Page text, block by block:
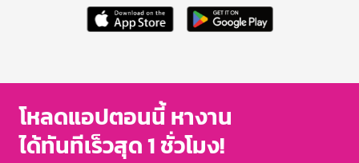
โหลดแอปตอนนี้ หางาน
ได้ทันทีเร็วสุด 1 ชั่วโมง!